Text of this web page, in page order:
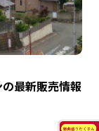
最新販売情報